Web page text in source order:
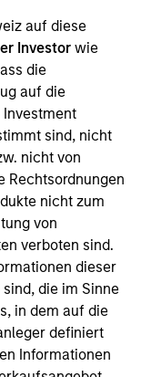
auf diese
Investor wie
die
auf die
Investment
sind, nicht
nicht von
Rechtsordnungen
nicht zum
von
verboten sind.
dieser
die im Sinne
in dem auf die
definiert
Informationen
portfolio
BlackRock,
for
of
and
MS in
and an